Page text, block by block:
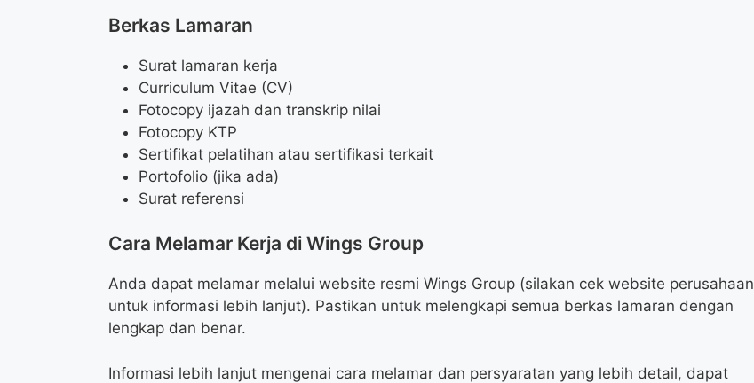
Berkas Lamaran
Surat lamaran kerja
Curriculum Vitae (CV)
Fotocopy ijazah dan transkrip nilai
Fotocopy KTP
Sertifikat pelatihan atau sertifikasi terkait
Portofolio (jika ada)
Surat referensi
Cara Melamar Kerja di Wings Group
Anda dapat melamar melalui website resmi Wings Group (silakan cek website perusahaan
untuk informasi lebih lanjut). Pastikan untuk melengkapi semua berkas lamaran dengan
lengkap dan benar.
Informasi lebih lanjut mengenai cara melamar dan persyaratan yang lebih detail, dapat